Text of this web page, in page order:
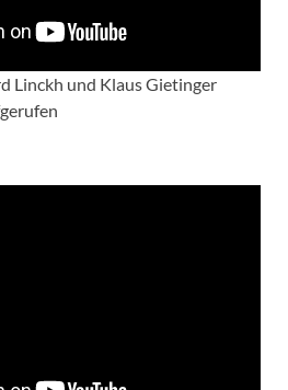
Linckh und Klaus Gietinger